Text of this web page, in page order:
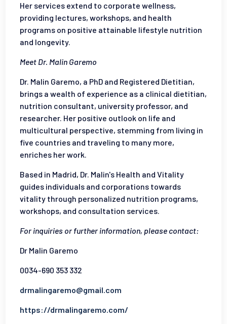
Her services extend to corporate wellness,
providing lectures, workshops, and health
programs on positive attainable lifestyle nutrition
and longevity.
Meet Dr. Malin Garemo
Dr. Malin Garemo, a PhD and Registered Dietitian,
brings a wealth of experience as a clinical dietitian,
nutrition consultant, university professor, and
researcher. Her positive outlook on life and
multicultural perspective, stemming from living in
five countries and traveling to many more,
enriches her work.
Based in Madrid, Dr. Malin's Health and Vitality
guides individuals and corporations towards
vitality through personalized nutrition programs,
workshops, and consultation services.
For inquiries or further information, please contact:
Dr Malin Garemo
0034-690 353 332
drmalingaremo@gmail.com
https://drmalingaremo.com/